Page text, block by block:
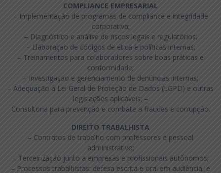
COMPLIANCE EMPRESARIAL
– Implementação de programas de compliance e integridade
corporativa;
– Diagnóstico e análise de riscos legais e regulatórios;
– Elaboração de códigos de ética e políticas internas;
– Treinamentos para colaboradores sobre boas práticas e
conformidade;
– Investigação e gerenciamento de denúncias internas;
– Adequação à Lei Geral de Proteção de Dados (LGPD) e outras
legislações aplicáveis; –
Consultoria para prevenção e combate a fraudes e corrupção.
DIREITO TRABALHISTA
– Contratos de trabalho com professores e pessoal
administrativo;
– Terceirização junto a empresas e profissionais autônomos;
– Processos trabalhistas: defesa escrita e oral em audiência, e